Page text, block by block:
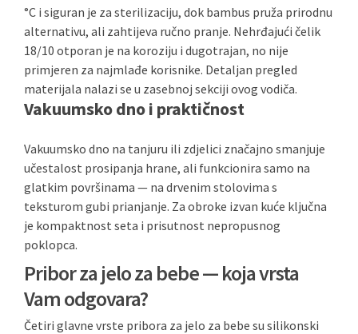
°C i siguran je za sterilizaciju, dok bambus pruža prirodnu
alternativu, ali zahtijeva ručno pranje. Nehrđajući čelik
18/10 otporan je na koroziju i dugotrajan, no nije
primjeren za najmlađe korisnike. Detaljan pregled
materijala nalazi se u zasebnoj sekciji ovog vodiča.
Vakuumsko dno i praktičnost
Vakuumsko dno na tanjuru ili zdjelici značajno smanjuje
učestalost prosipanja hrane, ali funkcionira samo na
glatkim površinama — na drvenim stolovima s
teksturom gubi prianjanje. Za obroke izvan kuće ključna
je kompaktnost seta i prisutnost nepropusnog
poklopca.
Pribor za jelo za bebe — koja vrsta
Vam odgovara?
Četiri glavne vrste pribora za jelo za bebe su silikonski